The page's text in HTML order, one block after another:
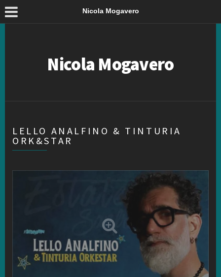
Nicola Mogavero
Nicola Mogavero
LELLO ANALFINO & TINTURIA
ORK&STAR